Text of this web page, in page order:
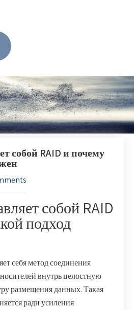
собой RAID и почему
собой RAID
подход
себя метод соединения
внутрь целостную
размещения данных. Такая
ради усиления